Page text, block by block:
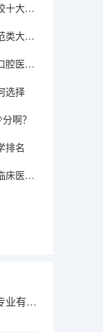
济南汽修专业大学排名榜 汽修学校十大排名？
播音主持专业十大名校 吉林省师范类大学排名
牙科专业大学排名榜最新 五年制口腔医学专业大学排名？
选择
啊？
排名
吉首大学临床医学排名 吉首大学临床医学专业排名
邵阳职业技术学院开设专业有哪些 邵阳职业技术学院优势专业是什么